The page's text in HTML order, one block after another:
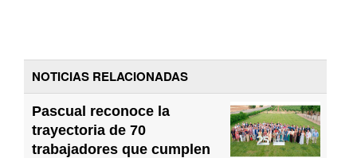
NOTICIAS RELACIONADAS
Pascual reconoce la
trayectoria de 70
trabajadores que cumplen